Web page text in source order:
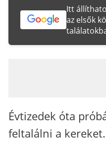
Itt
az elsők
Évtizedek óta
feltalálni a